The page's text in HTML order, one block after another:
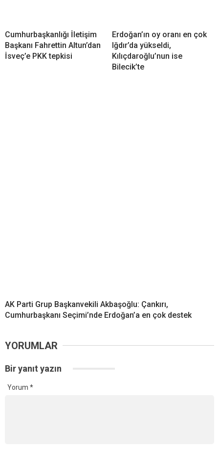
Cumhurbaşkanlığı İletişim
Başkanı Fahrettin Altun’dan
İsveç’e PKK tepkisi
Erdoğan’ın oy oranı en çok
Iğdır’da yükseldi,
Kılıçdaroğlu’nun ise
Bilecik’te
AK Parti Grup Başkanvekili Akbaşoğlu: Çankırı,
Cumhurbaşkanı Seçimi’nde Erdoğan’a en çok destek
YORUMLAR
Bir yanıt yazın
Yorum *